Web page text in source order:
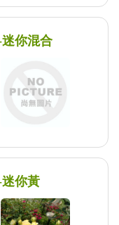
你混合
你黃